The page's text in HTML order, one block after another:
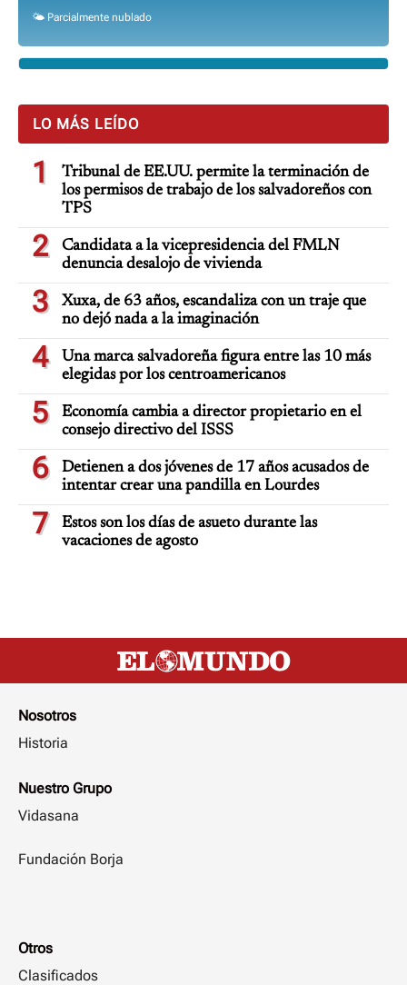
🌤️ Parcialmente nublado
LO MÁS LEÍDO
1
Tribunal de EE.UU. permite la terminación de
los permisos de trabajo de los salvadoreños con
TPS
2
Candidata a la vicepresidencia del FMLN
denuncia desalojo de vivienda
3
Xuxa, de 63 años, escandaliza con un traje que
no dejó nada a la imaginación
4
Una marca salvadoreña figura entre las 10 más
elegidas por los centroamericanos
5
Economía cambia a director propietario en el
consejo directivo del ISSS
6
Detienen a dos jóvenes de 17 años acusados de
intentar crear una pandilla en Lourdes
7
Estos son los días de asueto durante las
vacaciones de agosto
Nosotros
Historia
Nuestro Grupo
Vidasana
Fundación Borja
Otros
Clasificados